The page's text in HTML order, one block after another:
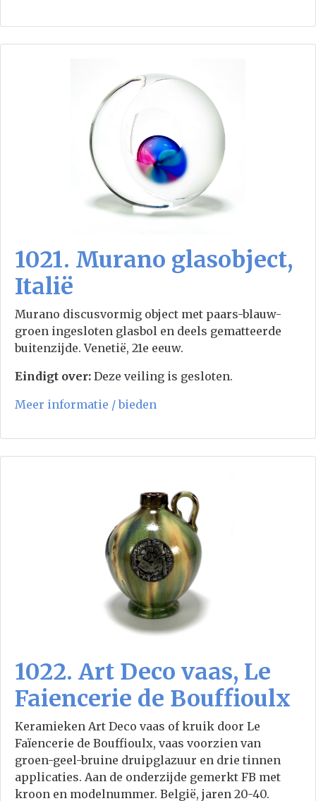
1021. Murano glasobject,
Italië
Murano discusvormig object met paars-blauw-
groen ingesloten glasbol en deels gematteerde
buitenzijde. Venetië, 21e eeuw.
Eindigt over: Deze veiling is gesloten.
Meer informatie / bieden
1022. Art Deco vaas, Le
Faiencerie de Bouffioulx
Keramieken Art Deco vaas of kruik door Le
Faïencerie de Bouffioulx, vaas voorzien van
groen-geel-bruine druipglazuur en drie tinnen
applicaties. Aan de onderzijde gemerkt FB met
kroon en modelnummer. België, jaren 20-40.